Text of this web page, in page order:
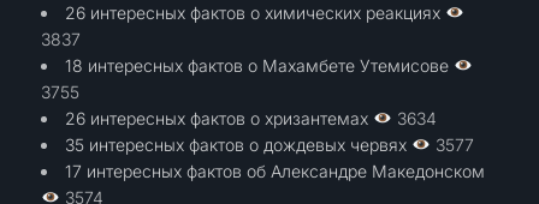
26 интересных фактов о химических реакциях
3837
18 интересных фактов о Махамбете Утемисове
3755
26 интересных фактов о хризантемах
3634
35 интересных фактов о дождевых червях
3577
17 интересных фактов об Александре Македонском
3574